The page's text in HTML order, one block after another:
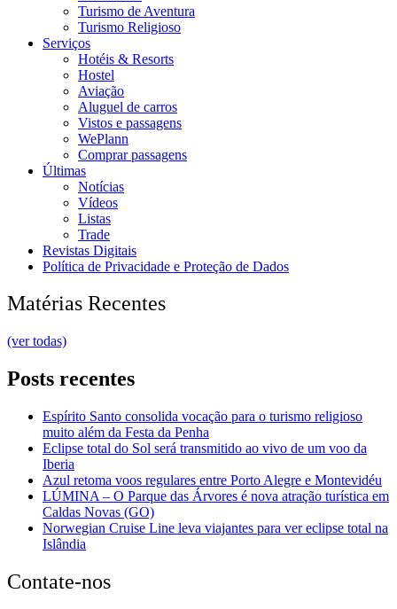
Turismo de Aventura
Turismo Religioso
Serviços
Hotéis & Resorts
Hostel
Aviação
Aluguel de carros
Vistos e passagens
WePlann
Comprar passagens
Últimas
Notícias
Vídeos
Listas
Trade
Revistas Digitais
Política de Privacidade e Proteção de Dados
Matérias Recentes
(ver todas)
Posts recentes
Espírito Santo consolida vocação para o turismo religioso
muito além da Festa da Penha
Eclipse total do Sol será transmitido ao vivo de um voo da
Iberia
Azul retoma voos regulares entre Porto Alegre e Montevidéu
LÚMINA – O Parque das Árvores é nova atração turística em
Caldas Novas (GO)
Norwegian Cruise Line leva viajantes para ver eclipse total na
Islândia
Contate-nos